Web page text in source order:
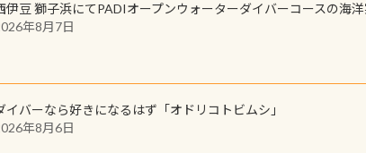
伊豆 獅子浜にてPADIオープンウォーターダイバーコースの海
年8月7日
イバーなら好きになるはず「オドリコトビムシ」
年8月6日